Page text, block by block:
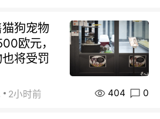
狗宠物
欧元，
将受罚
2小时前 404 0